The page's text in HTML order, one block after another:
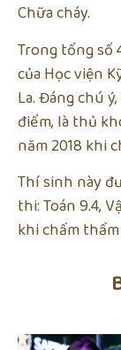
Chữa cháy.
Trong tổng số
của Học viện
La. Đáng chú
điểm, là thủ
năm 2018 khi
Thí sinh này
thi: Toán 9.4,
khi chấm thẩm